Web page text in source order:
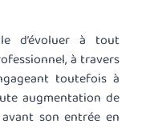
d’évoluer à tout
à travers
toutefois à
augmentation de
son entrée en